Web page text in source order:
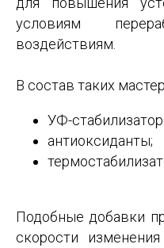
условиям
воздействиям.
В состав таких
УФ-
антиоксиданты;
Подобные добавки
скорости